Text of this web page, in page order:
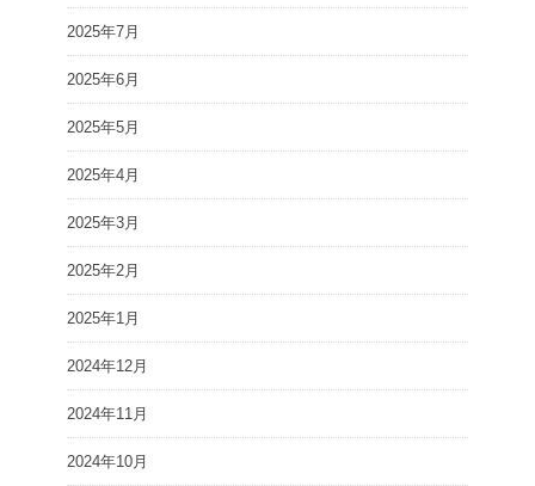
2025年7月
2025年6月
2025年5月
2025年4月
2025年3月
2025年2月
2025年1月
2024年12月
2024年11月
2024年10月